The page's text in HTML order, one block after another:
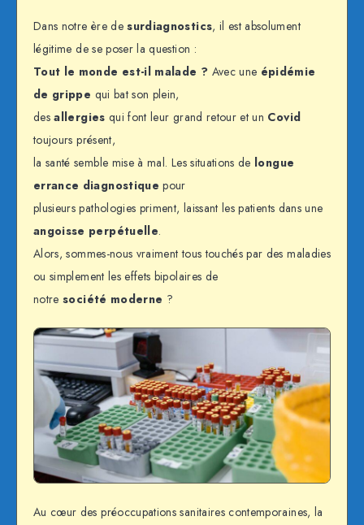
Dans notre ère desurdiagnostics, il est absolument
légitime de se poser la question :
Tout le monde est-il malade ? Avec une épidémie
de grippe qui bat son plein,
desallergies qui font leur grand retour et un Covid
toujours présent,
la santé semble mise à mal. Les situations de longue
errance diagnostique pour
plusieurs pathologies priment, laissant les patients dans une
angoisse perpétuelle.
Alors, sommes-nous vraiment tous touchés par des maladies
ou simplement les effets bipolaires de
notresociété moderne ?
Au cœur des préoccupations sanitaires contemporaines, la